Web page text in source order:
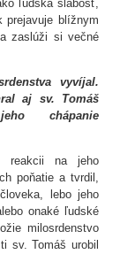
ľudská slabosť,
prejavuje blížnym
zaslúži si večné
vyvíjal.
aj sv. Tomáš
chápanie
reakcii na jeho
poňatie a tvrdil,
lebo jeho
onaké ľudské
milosrdenstvo
sv. Tomáš urobil